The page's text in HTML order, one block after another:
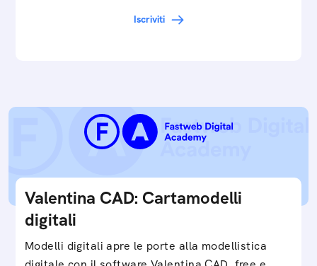
Iscriviti
Valentina CAD: Cartamodelli
digitali
Modelli digitali apre le porte alla modellistica